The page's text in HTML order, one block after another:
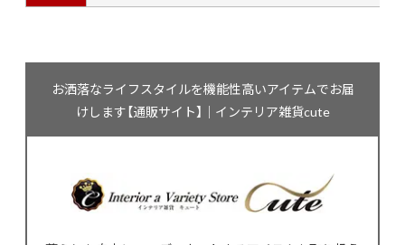
お洒落なライフスタイルを機能性高いアイテムでお届
けします【通販サイト】｜インテリア雑貨cute